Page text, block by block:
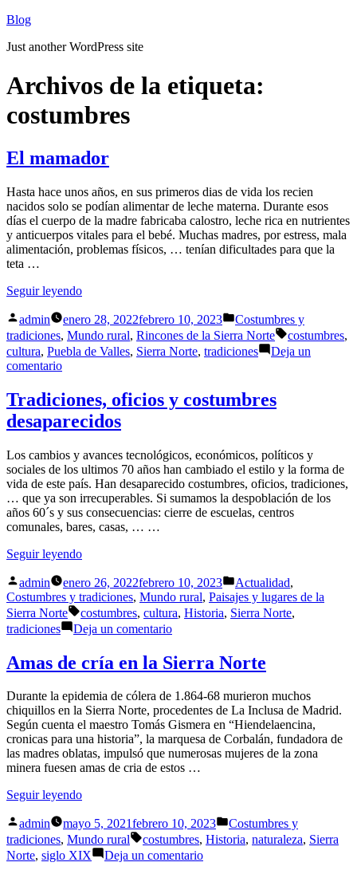
Saltar
contenido
Blog
Just another WordPress site
Archivos de la etiqueta:
costumbres
El mamador
Hasta hace unos años, en sus primeros dias de vida los recien
nacidos solo se podían alimentar de leche materna. Durante esos
días el cuerpo de la madre fabricaba calostro, leche rica en nutrientes
y anticuerpos vitales para el bebé. Muchas madres, por estress, mala
alimentación, problemas físicos, … tenían dificultades para que la
teta …
Seguir leyendo«El
Publicado
por
admin enero 28, 2022febrero 10, 2023
Publicado
en
Costumbres y
tradiciones, Mundo rural, Rincones de la Sierra Norte Etiquetas:
costumbres,
cultura, Puebla de Valles, Sierra Norte, tradiciones
Deja un
comentarioen
mamador
Tradiciones, oficios y costumbres
desaparecidos
Los cambios y avances tecnológicos, económicos, políticos y
sociales de los ultimos 70 años han cambiado el estilo y la forma de
vida de este país. Han desaparecido costumbres, oficios, tradiciones,
… que ya son irrecuperables. Si sumamos la despoblación de los
años 60´s y sus consecuencias: cierre de escuelas, centros
comunales, bares, casas, … …
Seguir leyendo«Tradiciones,
y
costumbres
desaparecidos»
Publicado
por
admin enero 26, 2022febrero 10, 2023
Publicado
en
Actualidad,
Costumbres y tradiciones, Mundo rural, Paisajes y lugares de la
Sierra Norte
Etiquetas:
costumbres, cultura, Historia, Sierra Norte,
tradiciones
Deja un comentarioen
oficios
y
desaparecidos
Amas de cría en la Sierra Norte
Durante la epidemia de cólera de 1.864-68 murieron muchos
chiquillos en la Sierra Norte, procedentes de La Inclusa de Madrid.
Según cuenta el maestro Tomás Gismera en “Hiendelaencina,
cronicas para una historia”, la marquesa de Corbalán, fundadora de
las madres oblatas, impulsó que numerosas mujeres de la zona
minera fuesen amas de cria de estos …
Seguir leyendo«Amas
cría
en
la
Sierra
Publicado
por
admin mayo 5, 2021febrero 10, 2023
Publicado
en
Costumbres y
tradiciones, Mundo rural Etiquetas:
costumbres, Historia, naturaleza, Sierra
Norte, siglo XIX Deja un comentarioen